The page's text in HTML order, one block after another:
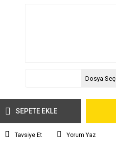
Dosya Seç
SEPETE EKLE
Tavsiye Et Yorum Yaz